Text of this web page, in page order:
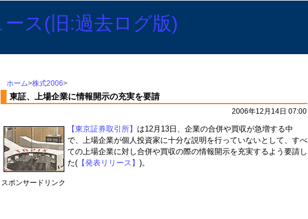
ホーム>株式2006>
東証、上場企業に情報開示の充実を要請
2006年12月14日 07:00
【東京証券取引所】 は12月13日、企業の合併や買収が急増する中
で、上場企業が個人投資家に十分な説明を行っていないとして、すべ
ての上場企業に対し合併や買収の際の情報開示を充実するよう要請し
た( 【発表リリース】 )。
スポンサードリンク